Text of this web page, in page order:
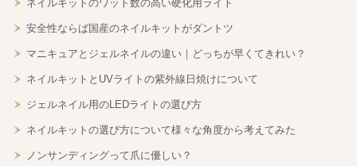
ネイルキットのワット数の高い硬化用ライト
安全性ならば国産のネイルキットがダントツ
マニキュアとジェルネイルの違い｜どっちが早くてきれい？
ネイルキットとUVライトの紫外線日焼けについて
ジェルネイル用のLEDライトの選び方
ネイルキットの選び方について様々な角度から考えてみた
ノンサンディングって爪に優しい？